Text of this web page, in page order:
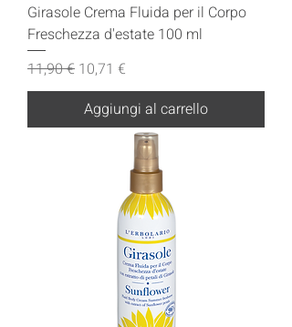
Girasole Crema Fluida per il Corpo
Freschezza d'estate 100 ml
Prezzo regolare
11,90 € Prezzo scontato
10,71 €
Aggiungi al carrello